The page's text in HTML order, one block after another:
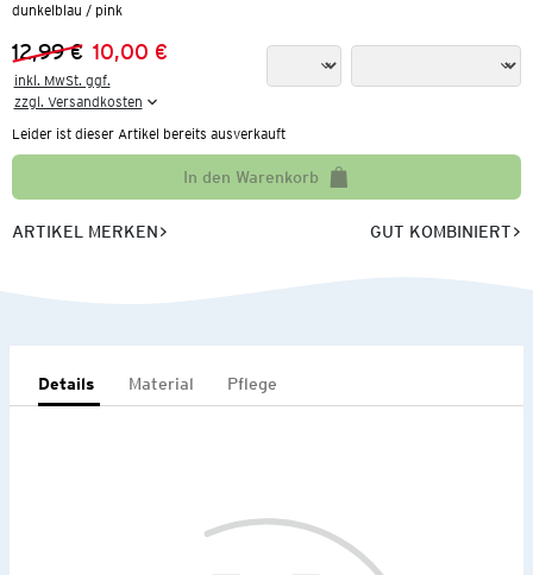
dunkelblau / pink
Vorheriger Preis:
12,99 €
Neuer Preis:
10,00 €
inkl. MwSt. ggf.
zzgl. Versandkosten
Leider ist dieser Artikel bereits ausverkauft
In den Warenkorb
ARTIKEL MERKEN GUT KOMBINIERT
Details Material Pflege